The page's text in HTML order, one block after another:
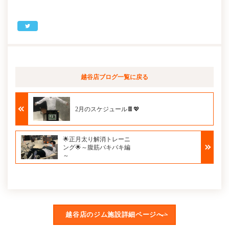
越谷店ブログ一覧に戻る
2月のスケジュール🍫💖
🌟正月太り解消トレーニ
ング🌟～腹筋バキバキ編
～
越谷店のジム施設詳細ページへ